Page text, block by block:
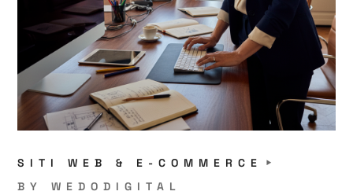
SITI WEB & E-COMMERCE
BYWEDODIGITAL